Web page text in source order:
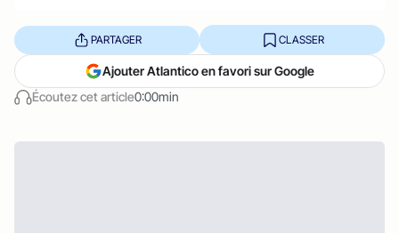
Écoutez cet article0:00min
PARTAGER CLASSER
Ajouter Atlantico en favori sur Google